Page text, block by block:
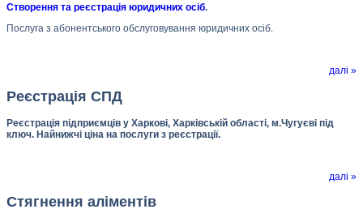
Створення та реєстрація юридичних осіб.
Послуга з абонентського обслуговування юридичних осіб.
далі »
Реєстрація СПД
Реєстрація підприємців у Харкові, Харківській області, м.Чугуєві під
ключ. Найнижчі ціна на послуги з реєстрації.
далі »
Стягнення аліментів